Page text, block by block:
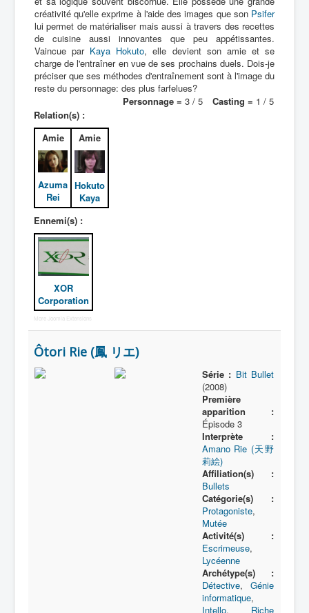
créativité qu'elle exprime à l'aide des images que son Psifer
lui permet de matérialiser mais aussi à travers des recettes
de cuisine aussi innovantes que peu appétissantes.
Vaincue par Kaya Hokuto, elle devient son amie et se
charge de l'entraîner en vue de ses prochains duels. Dois-je
préciser que ses méthodes d'entraînement sont à l'image du
reste du personnage: des plus farfelues?
Personnage = 3 / 5 Casting = 1 / 5
Relation(s) :
Amie
Azuma
Rei
Amie
Hokuto
Kaya
Ennemi(s) :
XOR
Corporation
More Joomla Extensions
Ôtori Rie (鳳 リエ)
Série : Bit Bullet
(2008)
Première
apparition :
Épisode 3
Interprète :
Amano Rie (天野
莉絵)
Affiliation(s) :
Bullets
Catégorie(s) :
Protagoniste,
Mutée
Activité(s) :
Escrimeuse,
Lycéenne
Archétype(s) :
Détective, Génie
informatique,
Intello, Riche